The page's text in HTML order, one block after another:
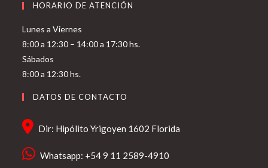
HORARIO DE ATENCIÓN
Lunes a Viernes
8:00 a 12:30 – 14:00 a 17:30 hs.
Sábados
8:00 a 12:30 hs.
DATOS DE CONTACTO
Dir: Hipólito Yrigoyen 1602 Florida
Whatsapp: +54 9 11 2589-4910